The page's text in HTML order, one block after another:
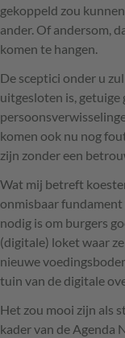
gekoppeld zou
ander. Of andersom,
komen te hangen.
De sceptici onder u
uitgesloten is, getuige
komen ook nu nog
zijn zonder een
Wat mij betreft
onmisbaar
nodig is om burgers
(digitale) loket waar
nieuwe
tuin van de digitale
Het zou mooi zijn als
kader van de Agenda